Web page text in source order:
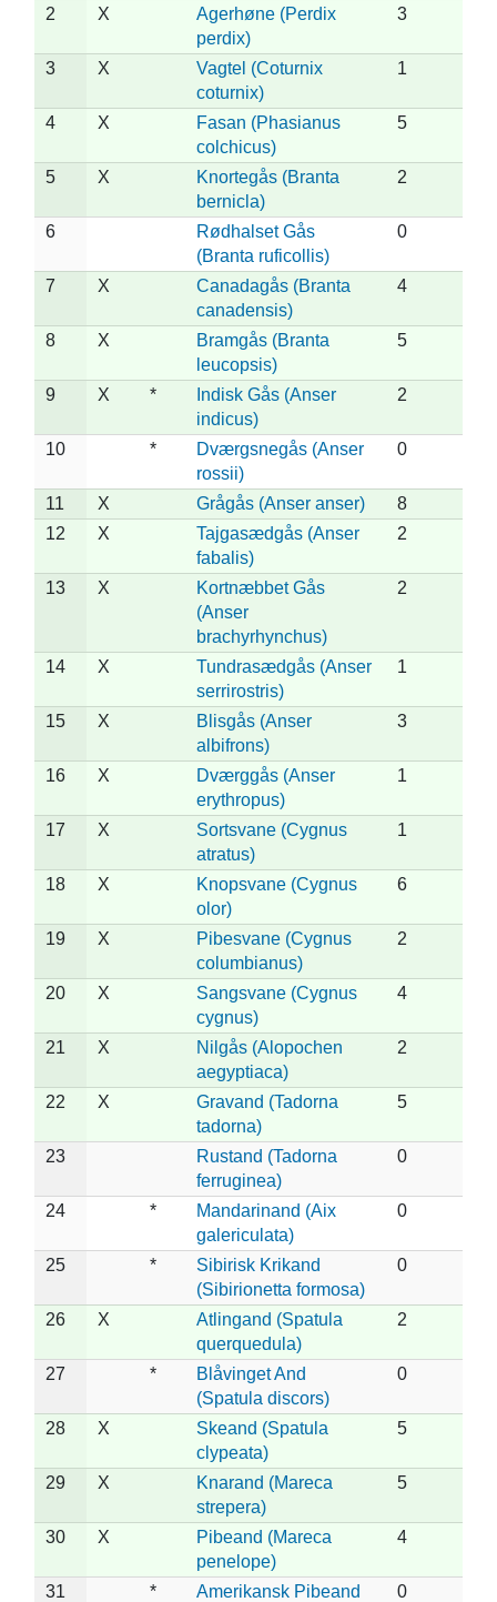
2
X
Agerhøne (Perdix
perdix)
3
3 X
Vagtel (Coturnix
coturnix)
1
4 X
Fasan (Phasianus
colchicus)
5
5 X
Knortegås (Branta
bernicla)
2
6
Rødhalset Gås
(Branta ruficollis)
0
7 X
Canadagås (Branta
canadensis)
4
8 X
Bramgås (Branta
leucopsis)
5
9 X *
Indisk Gås (Anser
indicus)
2
10 *
Dværgsnegås (Anser
rossii)
0
11 X Grågås (Anser anser)
8
12
X
Tajgasædgås (Anser
fabalis)
2
13 X
Kortnæbbet Gås
(Anser
brachyrhynchus)
2
14 X
Tundrasædgås (Anser
serrirostris)
1
15 X
Blisgås (Anser
albifrons)
3
16 X
Dværggås (Anser
erythropus)
1
17 X
Sortsvane (Cygnus
atratus)
1
18 X
Knopsvane (Cygnus
olor)
6
19 X
Pibesvane (Cygnus
columbianus)
2
20 X
Sangsvane (Cygnus
cygnus)
4
21 X
Nilgås (Alopochen
aegyptiaca)
2
22 X
Gravand (Tadorna
tadorna)
5
23
Rustand (Tadorna
ferruginea)
0
24 *
Mandarinand (Aix
galericulata)
0
25 *
Sibirisk Krikand
(Sibirionetta formosa)
0
26 X
Atlingand (Spatula
querquedula)
2
27 *
Blåvinget And
(Spatula discors)
0
28 X
Skeand (Spatula
clypeata)
5
29 X
Knarand (Mareca
strepera)
5
30 X
Pibeand (Mareca
penelope)
4
31 *
Amerikansk Pibeand
0